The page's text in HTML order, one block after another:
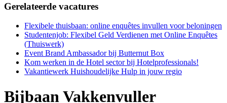
Gerelateerde vacatures
Flexibele thuisbaan: online enquêtes invullen voor beloningen
Studentenjob: Flexibel Geld Verdienen met Online Enquêtes
(Thuiswerk)
Event Brand Ambassador bij Butternut Box
Kom werken in de Hotel sector bij Hotelprofessionals!
Vakantiewerk Huishoudelijke Hulp in jouw regio
Bijbaan Vakkenvuller